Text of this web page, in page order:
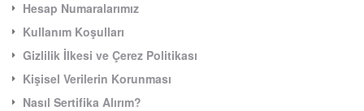
Hesap Numaralarımız
Kullanım Koşulları
Gizlilik İlkesi ve Çerez Politikası
Kişisel Verilerin Korunması
Nasıl Sertifika Alırım?